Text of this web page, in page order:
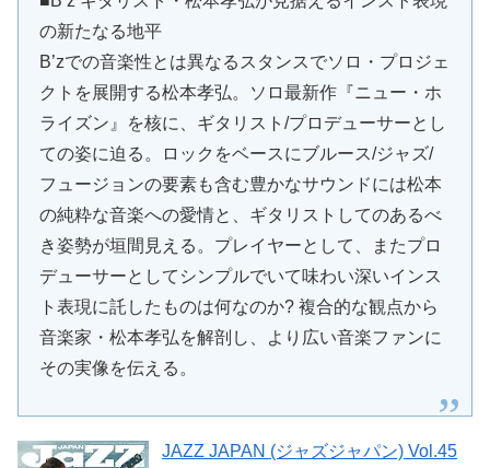
の新たなる地平
B’zでの音楽性とは異なるスタンスでソロ・プロジェ
クトを展開する松本孝弘。ソロ最新作『ニュー・ホ
ライズン』を核に、ギタリスト/プロデューサーとし
ての姿に迫る。ロックをベースにブルース/ジャズ/
フュージョンの要素も含む豊かなサウンドには松本
の純粋な音楽への愛情と、ギタリストしてのあるべ
き姿勢が垣間見える。プレイヤーとして、またプロ
デューサーとしてシンプルでいて味わい深いインス
ト表現に託したものは何なのか? 複合的な観点から
音楽家・松本孝弘を解剖し、より広い音楽ファンに
その実像を伝える。
JAZZ JAPAN (ジャズジャパン) Vol.45